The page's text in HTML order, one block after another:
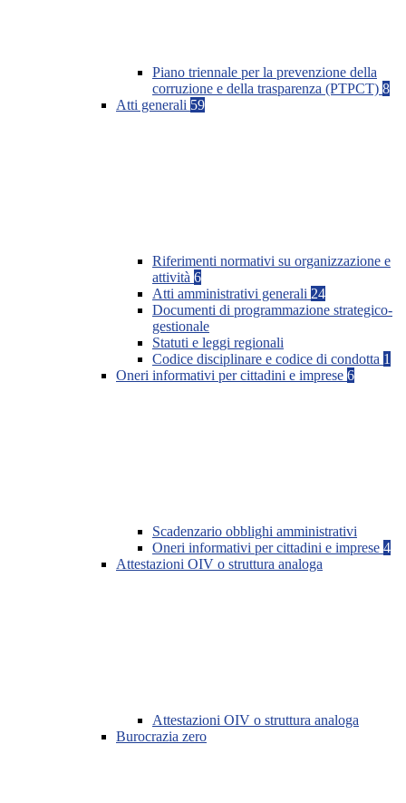
Piano triennale per la prevenzione della
corruzione e della trasparenza (PTPCT) 8
Atti generali 59
Riferimenti normativi su organizzazione e
attività 6
Atti amministrativi generali 24
Documenti di programmazione strategico-
gestionale
Statuti e leggi regionali
Codice disciplinare e codice di condotta 1
Oneri informativi per cittadini e imprese 6
Scadenzario obblighi amministrativi
Oneri informativi per cittadini e imprese 4
Attestazioni OIV o struttura analoga
Attestazioni OIV o struttura analoga
Burocrazia zero